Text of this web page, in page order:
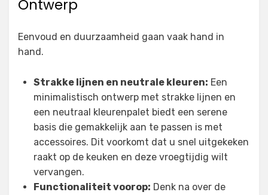
Ontwerp
Eenvoud en duurzaamheid gaan vaak hand in
hand.
Strakke lijnen en neutrale kleuren: Een
minimalistisch ontwerp met strakke lijnen en
een neutraal kleurenpalet biedt een serene
basis die gemakkelijk aan te passen is met
accessoires. Dit voorkomt dat u snel uitgekeken
raakt op de keuken en deze vroegtijdig wilt
vervangen.
Functionaliteit voorop: Denk na over de